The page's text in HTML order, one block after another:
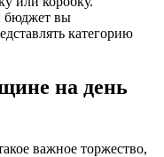
бюджет вы
категорию
на день
важное торжество,